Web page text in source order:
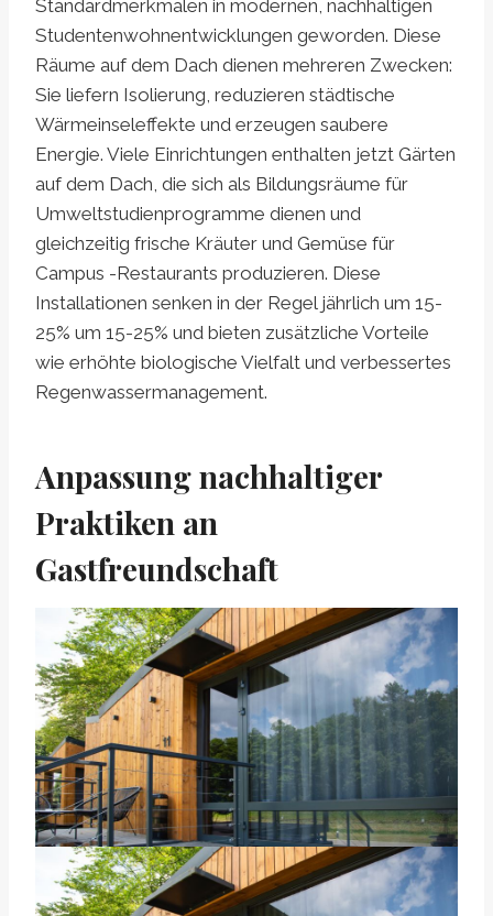
Standardmerkmalen in modernen, nachhaltigen
Studentenwohnentwicklungen geworden. Diese
Räume auf dem Dach dienen mehreren Zwecken:
Sie liefern Isolierung, reduzieren städtische
Wärmeinseleffekte und erzeugen saubere
Energie. Viele Einrichtungen enthalten jetzt Gärten
auf dem Dach, die sich als Bildungsräume für
Umweltstudienprogramme dienen und
gleichzeitig frische Kräuter und Gemüse für
Campus -Restaurants produzieren. Diese
Installationen senken in der Regel jährlich um 15-
25% um 15-25% und bieten zusätzliche Vorteile
wie erhöhte biologische Vielfalt und verbessertes
Regenwassermanagement.
Anpassung nachhaltiger
Praktiken an
Gastfreundschaft